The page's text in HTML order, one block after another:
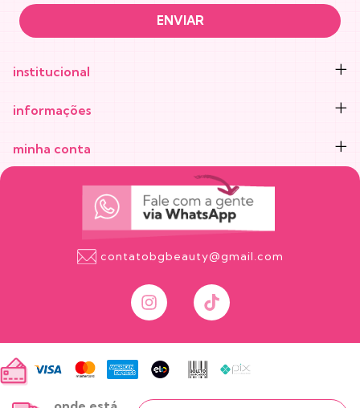
institucional
informações
minha conta
contatobgbeauty@gmail.com